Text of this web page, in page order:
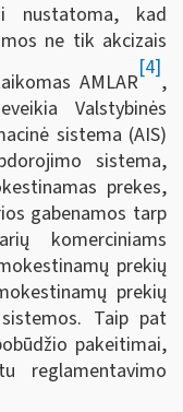
nustatoma, kad
ne tik akcizais
AMLAR
[4]
,
Valstybinės
sistema (AIS)
sistema,
prekes,
gabenamos tarp
komerciniams
prekių
prekių
Taip pat
pakeitimai,
reglamentavimo